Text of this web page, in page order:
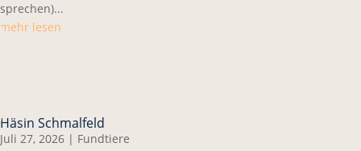
sprechen)...
mehr lesen
Häsin Schmalfeld
Juli 27, 2026 | Fundtiere